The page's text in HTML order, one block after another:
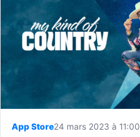
App Store24 mars 2023 à 11:00